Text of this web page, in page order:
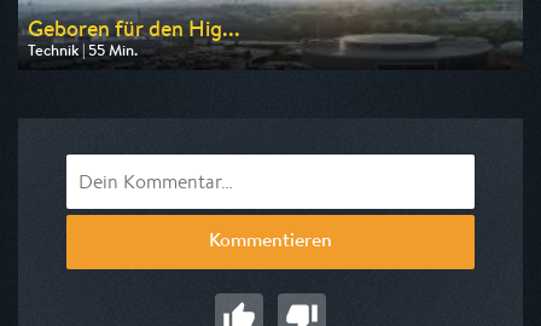
Geboren für den Hig...
Technik | 55 Min.
Ausgestrahlt von N24 Doku
Kommentieren